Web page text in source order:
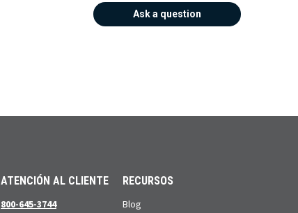
Ask a question
ATENCIÓN AL CLIENTE
800-645-3744
RECURSOS
Blog